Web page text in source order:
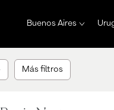
Buenos Aires
Más filtros